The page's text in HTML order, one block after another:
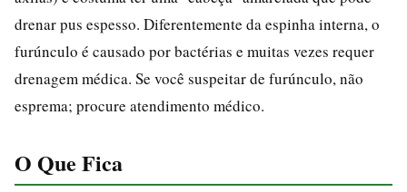
drenar pus espesso. Diferentemente da espinha interna, o
furúnculo é causado por bactérias e muitas vezes requer
drenagem médica. Se você suspeitar de furúnculo, não
esprema; procure atendimento médico.
O Que Fica